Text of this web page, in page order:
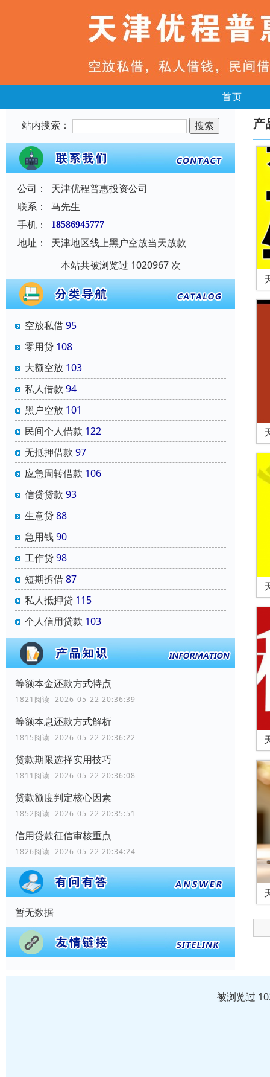
首页
站内搜索：
公司：
天津优程普惠投资公司
联系：
马先生
手机：
18586945777
地址：
天津地区线上黑户空放当天放款
本站共被浏览过 1020967 次
空放私借95
零用贷 108
大额空放 103
私人借款 94
黑户空放 101
民间个人借款 122
无抵押借款 97
应急周转借款 106
信贷贷款 93
生意贷88
急用钱90
工作贷98
短期拆借87
私人抵押贷 115
个人信用贷款 103
等额本金还款方式特点
1821阅读 2026-05-22 20:36:39
等额本息还款方式解析
1815阅读 2026-05-22 20:36:22
贷款期限选择实用技巧
1811阅读 2026-05-22 20:36:08
贷款额度判定核心因素
1852阅读 2026-05-22 20:35:51
信用贷款征信审核重点
1826阅读 2026-05-22 20:34:24
暂无数据
产
被浏览过